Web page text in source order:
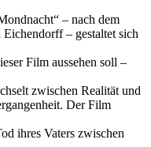
– nach dem
– gestaltet sich
Film aussehen soll –
zwischen Realität und
Der Film
ihres Vaters zwischen